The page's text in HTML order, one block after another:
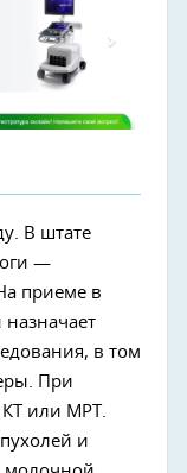
В штате
—
приеме в
в том
При
КТ или МРТ.
и